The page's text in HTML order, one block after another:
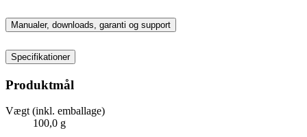
Manualer, downloads, garanti og support
Specifikationer
Produktmål
Vægt (inkl. emballage)
100,0 g